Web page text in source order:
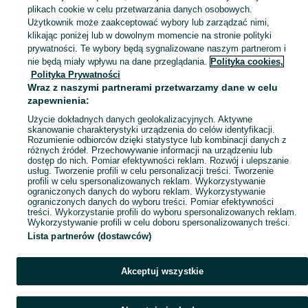
Mapa kategorii
Mapa miejscowości
Mapa ministron
Popularne wyszukiwania
plikach cookie w celu przetwarzania danych osobowych.
Użytkownik może zaakceptować wybory lub zarządzać nimi,
klikając poniżej lub w dowolnym momencie na stronie polityki
prywatności. Te wybory będą sygnalizowane naszym partnerom i
nie będą miały wpływu na dane przeglądania. Polityka cookies,
Polityka Prywatności
Wraz z naszymi partnerami przetwarzamy dane w celu
zapewnienia:
Użycie dokładnych danych geolokalizacyjnych. Aktywne
skanowanie charakterystyki urządzenia do celów identyfikacji.
Rozumienie odbiorców dzięki statystyce lub kombinacji danych z
różnych źródeł. Przechowywanie informacji na urządzeniu lub
dostęp do nich. Pomiar efektywności reklam. Rozwój i ulepszanie
usług. Tworzenie profili w celu personalizacji treści. Tworzenie
profili w celu spersonalizowanych reklam. Wykorzystywanie
ograniczonych danych do wyboru reklam. Wykorzystywanie
ograniczonych danych do wyboru treści. Pomiar efektywności
treści. Wykorzystanie profili do wyboru spersonalizowanych reklam.
Wykorzystywanie profili w celu doboru spersonalizowanych treści.
Lista partnerów (dostawców)
Akceptuj wszystkie